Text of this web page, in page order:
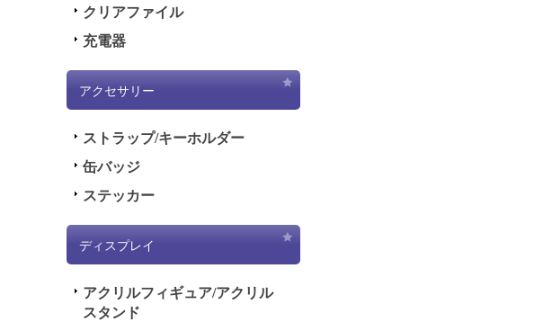
クリアファイル
充電器
アクセサリー
ストラップ/キーホルダー
缶バッジ
ステッカー
ディスプレイ
アクリルフィギュア/アクリル
スタンド